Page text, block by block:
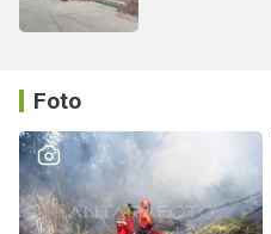
Foto